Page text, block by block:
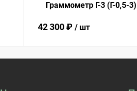
Граммометр Г-3 (Г-0,5-3)
42 300 ₽ / шт